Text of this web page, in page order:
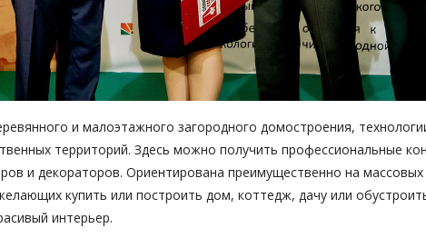
и малоэтажного загородного домостроения,
территорий. Здесь можно получить профессиональные
и декораторов. Ориентирована преимущественно на
купить или построить дом, коттедж, дачу или
интерьер.